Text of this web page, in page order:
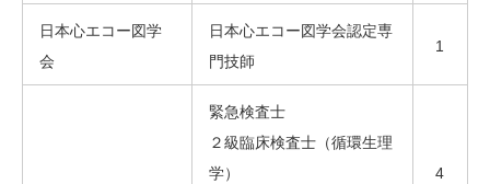
日本心エコー図学
会
日本心エコー図学会認定専
門技師
1
緊急検査士
２級臨床検査士（循環生理
学）
4